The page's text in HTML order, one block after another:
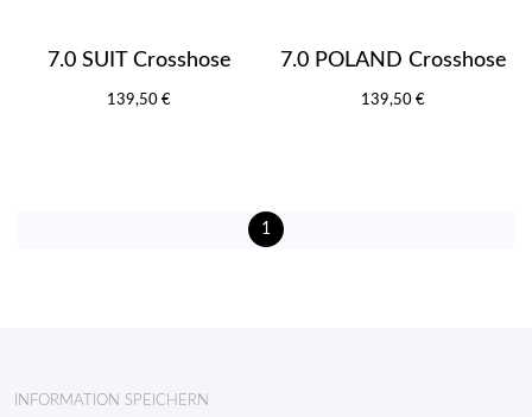
7.0 SUIT Crosshose
139,50 €
7.0 POLAND Crosshose
139,50 €
1
INFORMATION SPEICHERN